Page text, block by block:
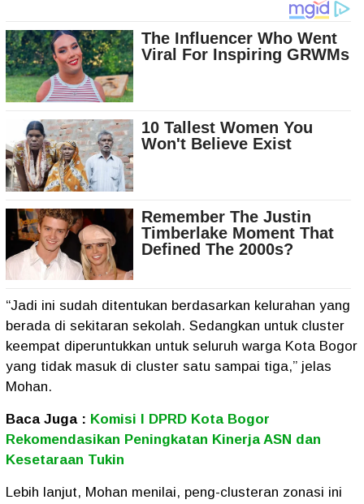
“Jadi ini sudah ditentukan berdasarkan kelurahan yang
berada di sekitaran sekolah. Sedangkan untuk cluster
keempat diperuntukkan untuk seluruh warga Kota Bogor
yang tidak masuk di cluster satu sampai tiga,” jelas
Mohan.
Baca Juga : Komisi I DPRD Kota Bogor
Rekomendasikan Peningkatan Kinerja ASN dan
Kesetaraan Tukin
Lebih lanjut, Mohan menilai, peng-clusteran zonasi ini